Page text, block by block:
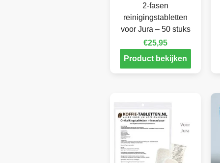
2-fasen
reinigingstabletten
voor Jura – 50 stuks
€25,95
Product bekijken